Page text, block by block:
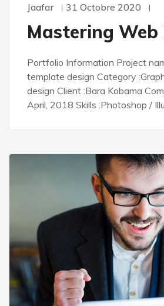
Jaafar 31 Octobre 2020
Mastering Web
Portfolio Information Project
template design Category
design Client :Bara Kobama
April, 2018 Skills :Photoshop /